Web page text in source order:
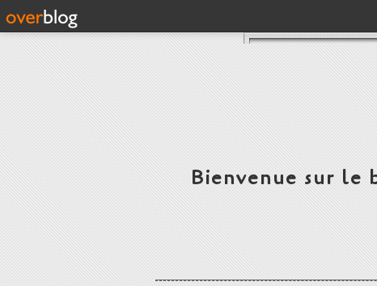
Bienvenue sur